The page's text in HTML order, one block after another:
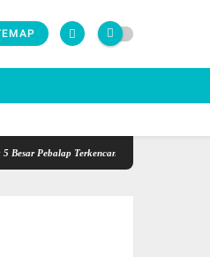
Terkencang paruh Musim